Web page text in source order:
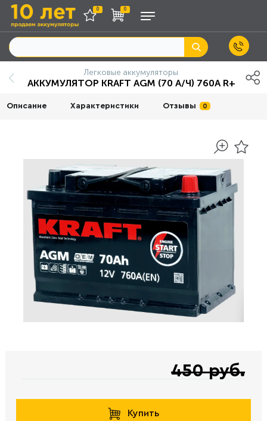
0 0
Легковые аккумуляторы
АККУМУЛЯТОР KRAFT AGM (70 A/Ч) 760A R+
Описание Характеристики Отзывы 0
450 руб.
Купить